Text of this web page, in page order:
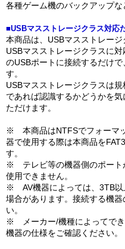
各種ゲーム機のバックアップな
■USBマスストレージクラス対応
本商品は、USBマスストレージ
USBマスストレージクラスに
のUSBポートに接続するだけ
す。
USBマスストレージクラスは
であれば認識するかどうかを
ただけます。
※ 本商品はNTFSでフォーマ
器で使用する際は本商品を
す。
※ テレビ等の機器側のポート
使用できません。
※ AV機器によっては、3TB以
場合があります。接続する機
い。
※ メーカー/機種によってでき
機器の仕様をご確認ください。